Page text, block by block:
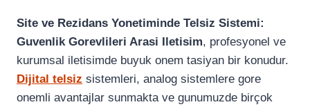
Site ve Rezidans Yonetiminde Telsiz Sistemi:
Guvenlik Gorevlileri Arasi Iletisim, profesyonel ve
kurumsal iletisimde buyuk onem tasiyan bir konudur.
Dijital telsiz sistemleri, analog sistemlere gore
onemli avantajlar sunmakta ve gunumuzde birçok